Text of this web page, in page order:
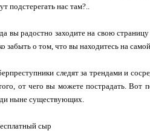
подстерегать нас там?..
вы радостно заходите на свою
забыть о том, что вы находитесь на
следят за трендами и
от чего вы можете пострадать. Вот
ныне существующих.
сыр